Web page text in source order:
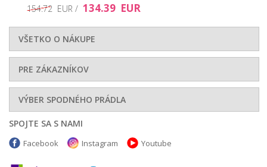
154.72 EUR / 134.39 EUR
VŠETKO O NÁKUPE
PRE ZÁKAZNÍKOV
VÝBER SPODNÉHO PRÁDLA
SPOJTE SA S NAMI
Facebook Instagram Youtube